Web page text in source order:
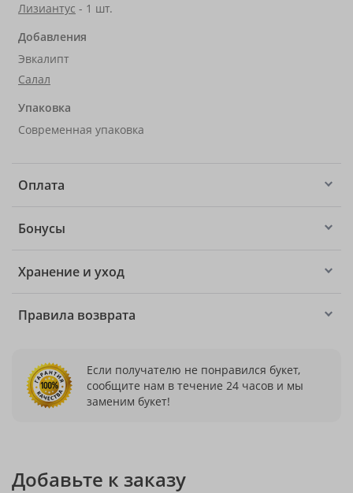
Лизиантус - 1 шт.
Добавления
Эвкалипт
Салал
Упаковка
Современная упаковка
Оплата
Бонусы
Хранение и уход
Правила возврата
Если получателю не понравился букет,
сообщите нам в течение 24 часов и мы
заменим букет!
Добавьте к заказу